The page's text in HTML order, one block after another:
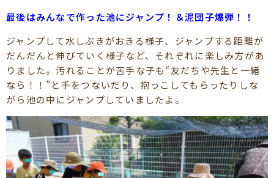
最後はみんなで作った池にジャンプ！＆泥団子爆弾！！
ジャンプして水しぶきがおきる様子、ジャンプする距離が
だんだんと伸びていく様子など、それぞれに楽しみ方があ
りました。汚れることが苦手な子も“友だちや先生と一緒
なら！！”と手をつないだり、抱っこしてもらったりしな
がら池の中にジャンプしていましたよ。